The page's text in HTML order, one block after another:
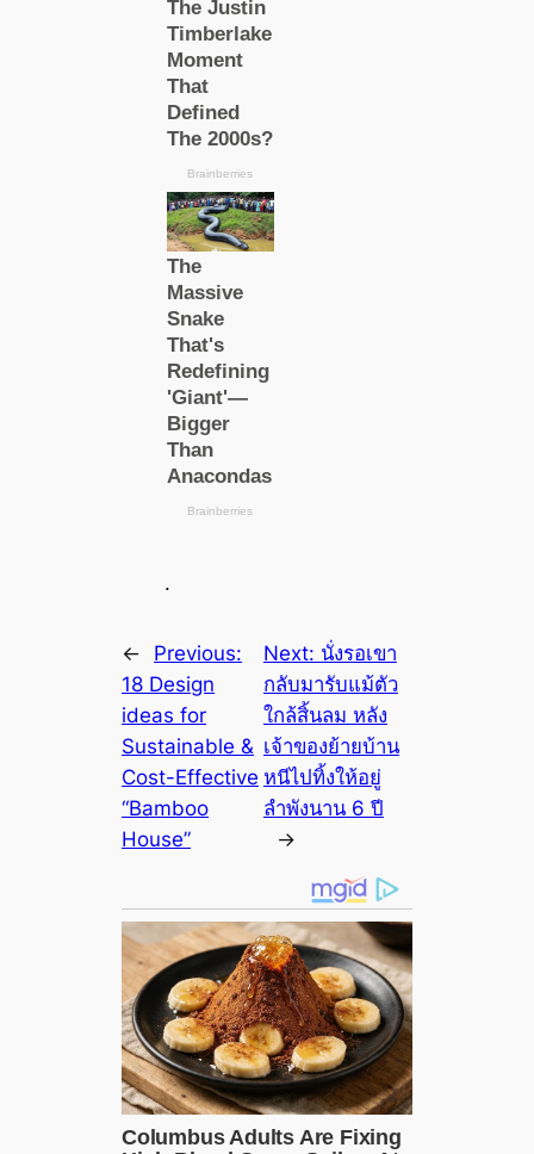
.
←
Previous:
18 Design
ideas for
Sustainable &
Cost-Effective
“Bamboo
House”
Next: นั่งรอเขา
กลับมารับแม้ตัว
ใกล้สิ้นลม หลัง
เจ้าของย้ายบ้าน
หนีไปทิ้งให้อยู่
ลำพังนาน 6 ปี
→